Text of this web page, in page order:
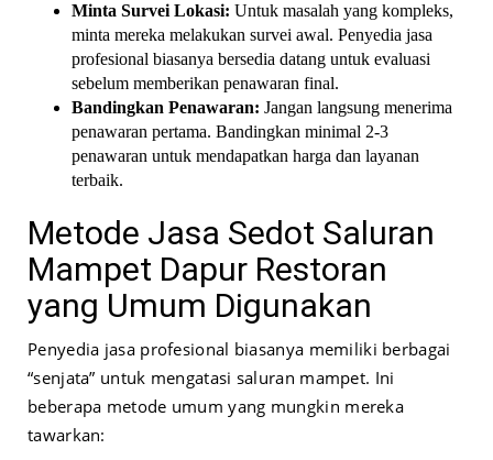
Minta Survei Lokasi: Untuk masalah yang kompleks,
minta mereka melakukan survei awal. Penyedia jasa
profesional biasanya bersedia datang untuk evaluasi
sebelum memberikan penawaran final.
Bandingkan Penawaran: Jangan langsung menerima
penawaran pertama. Bandingkan minimal 2-3
penawaran untuk mendapatkan harga dan layanan
terbaik.
Metode Jasa Sedot Saluran
Mampet Dapur Restoran
yang Umum Digunakan
Penyedia jasa profesional biasanya memiliki berbagai
“senjata” untuk mengatasi saluran mampet. Ini
beberapa metode umum yang mungkin mereka
tawarkan: